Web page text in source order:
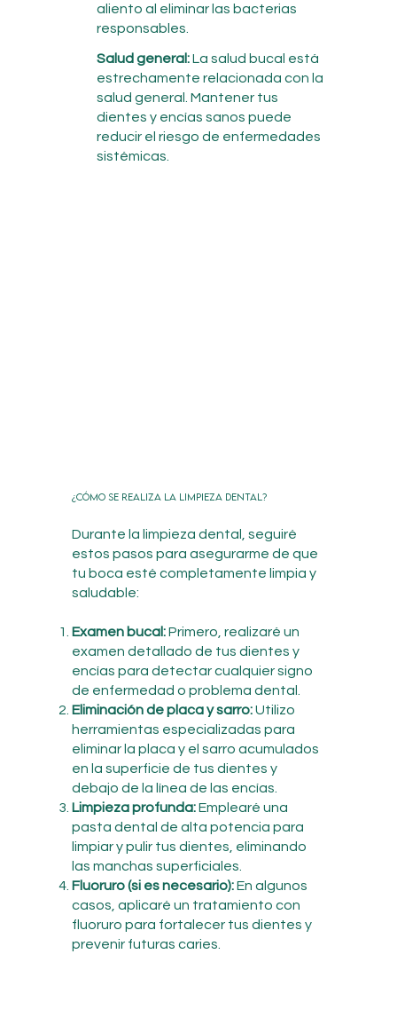
aliento al eliminar las bacterias
responsables.
Salud general:La salud bucal está
estrechamente relacionada con la
salud general. Mantener tus
dientes y encías sanos puede
reducir el riesgo de enfermedades
sistémicas.
¿Cómo se realiza la limpieza dental?
Durante la limpieza dental, seguiré
estos pasos para asegurarme de que
tu boca esté completamente limpia y
saludable:
Examen bucal:Primero, realizaré un
examen detallado de tus dientes y
encías para detectar cualquier signo
de enfermedad o problema dental.
Eliminación de placa y sarro:Utilizo
herramientas especializadas para
eliminar la placa y el sarro acumulados
en la superficie de tus dientes y
debajo de la línea de las encías.
Limpieza profunda:Emplearé una
pasta dental de alta potencia para
limpiar y pulir tus dientes, eliminando
las manchas superficiales.
Fluoruro (si es necesario):En algunos
casos, aplicaré un tratamiento con
fluoruro para fortalecer tus dientes y
prevenir futuras caries.